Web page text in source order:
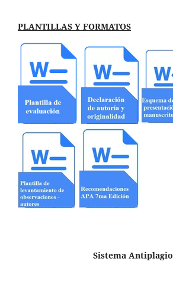
PLANTILLAS Y FORMATOS
Sistema Antiplagio